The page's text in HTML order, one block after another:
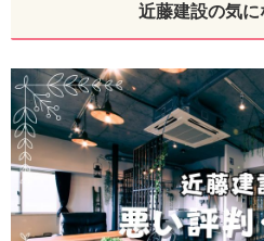
近藤建設の気に